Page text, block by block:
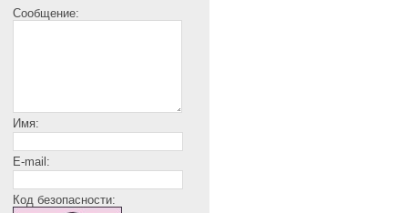
Сообщение:
Имя:
E-mail:
Код безопасности: